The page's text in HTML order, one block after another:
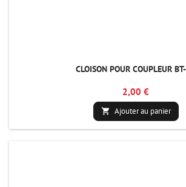
CLOISON POUR COUPLEUR
2,00 €
 Ajouter au panier